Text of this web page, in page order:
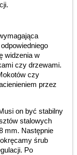
widzenia w
czy drzewami.
czy
przez
on być stabilny
stalowych
mm. Następnie
śrub
Po